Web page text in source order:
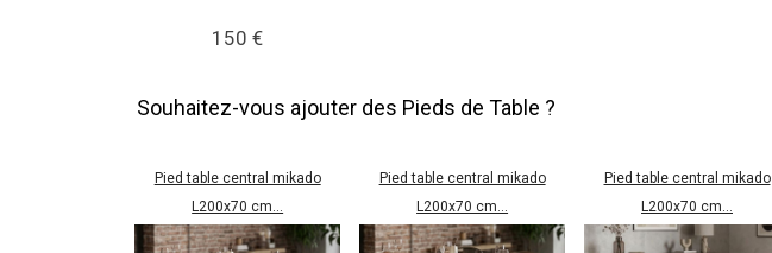
150 €
Souhaitez-vous ajouter des Pieds de Table ?
Pied table central mikado
L200x70 cm...
Pied table central mikado
L200x70 cm...
Pied table central mikado
L200x70 cm...